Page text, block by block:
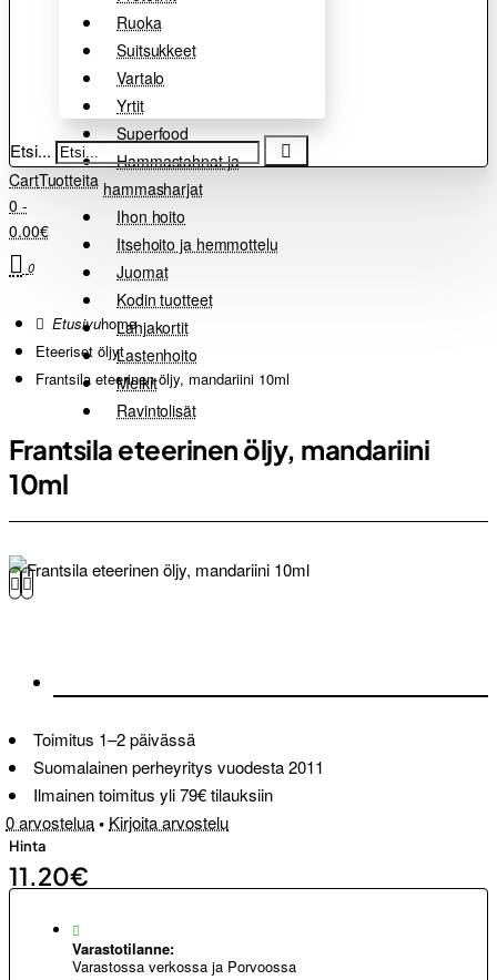
Ruoka
Suitsukkeet
Vartalo
Yrtit
Superfood
Hammastahnat ja
hammasharjat
Ihon hoito
Itsehoito ja hemmottelu
Juomat
Kodin tuotteet
Lahjakortit
Lastenhoito
Meikit
Ravintolisät
Etsi...
CartTuotteita
0 -
0.00€
0
home
Eteeriset öljyt
Frantsila eteerinen öljy, mandariini 10ml
Frantsila eteerinen öljy, mandariini
10ml
Toimitus 1–2 päivässä
Suomalainen perheyritys vuodesta 2011
Ilmainen toimitus yli 79€ tilauksiin
0 arvostelua• Kirjoita arvostelu
Hinta
11.20€
Varastotilanne:
Varastossa verkossa ja Porvoossa